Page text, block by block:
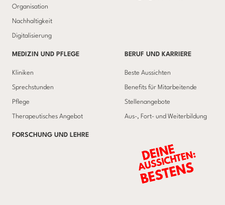
Organisation
Nachhaltigkeit
Digitalisierung
MEDIZIN UND PFLEGE
Kliniken
Sprechstunden
Pflege
Therapeutisches Angebot
BERUF UND KARRIERE
Beste Aussichten
Benefits für Mitarbeitende
Stellenangebote
Aus-, Fort- und Weiterbildung
FORSCHUNG UND LEHRE